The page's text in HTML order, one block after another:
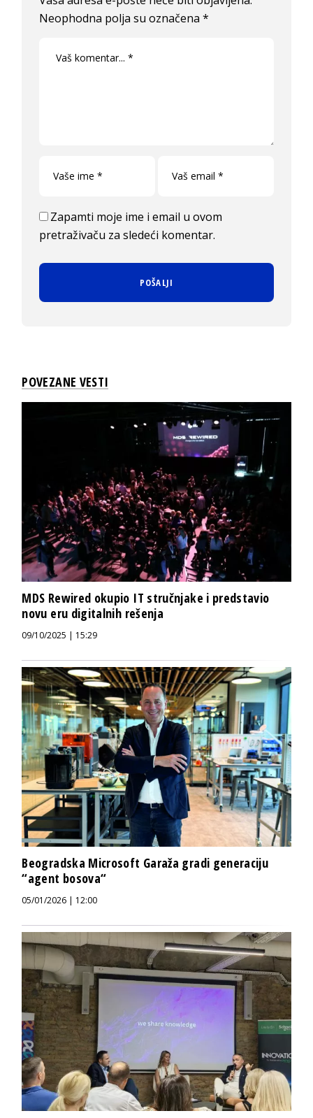
Neophodna polja su označena*
Zapamti moje ime i email u ovom
pretraživaču za sledeći komentar.
POVEZANE VESTI
MDS Rewired okupio IT stručnjake i predstavio
novu eru digitalnih rešenja
09/10/2025 | 15:29
Beogradska Microsoft Garaža gradi generaciju
“agent bosova“
05/01/2026 | 12:00